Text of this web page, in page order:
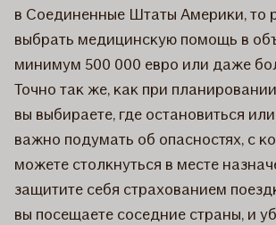
в Соединенные Штаты Америки, то
выбрать медицинскую помощь в
минимум 500 000 евро или даже
Точно так же, как при
вы выбираете, где остановиться
важно подумать об опасностях, с
можете столкнуться в месте
защитите себя страхованием
вы посещаете соседние страны, и